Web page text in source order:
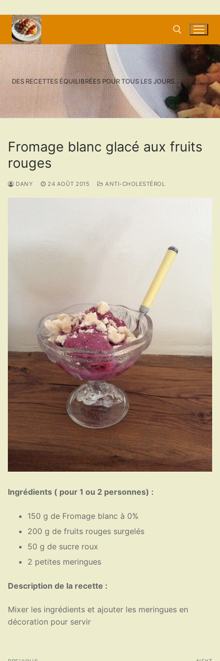
Aller
contenu
Rechercher :
DES RECETTES ÉQUILIBRÉES POUR TOUS LES JOURS…
Fromage blanc glacé aux fruits
rouges
DANY 24 AOÛT 2015 ANTI-CHOLESTÉROL
Ingrédients ( pour 1 ou 2 personnes) :
150 g de Fromage blanc à 0%
200 g de fruits rouges surgelés
50 g de sucre roux
2 petites meringues
Description de la recette :
Mixer les ingrédients et ajouter les meringues en
décoration pour servir